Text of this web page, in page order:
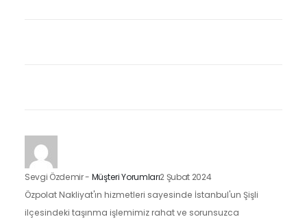
Sevgi Özdemir- Müşteri Yorumları2 Şubat 2024
Özpolat Nakliyat'ın hizmetleri sayesinde İstanbul'un Şişli
ilçesindeki taşınma işlemimiz rahat ve sorunsuzca